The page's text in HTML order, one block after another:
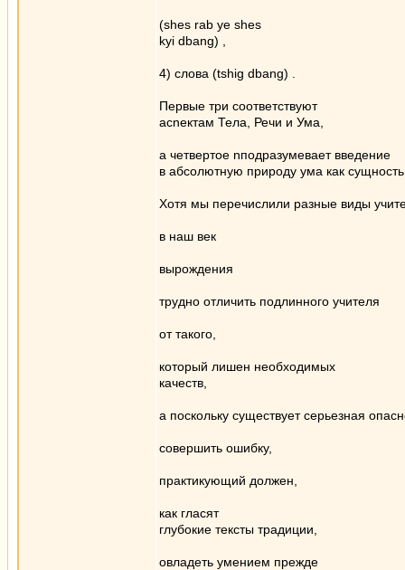
(shes rab уе shes
kyi dbang) ,
4) слова (tshig dbang) .
Первые три соответствуют
асnектам Тела, Речи и Ума,
а четвертое nподразумевает введение
в абсолютную природу ума как
Хотя мы перечислили разные виды
в наш век
вырождения
трудно отличить подлинного учителя
от такого,
который лишен необходимых
качеств,
а поскольку существует серьезная
совершить ошибку,
практикующий должен,
как гласят
глубокие тексты традиции,
овладеть умением прежде